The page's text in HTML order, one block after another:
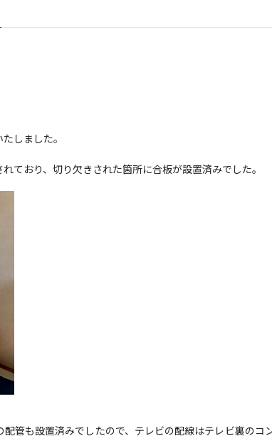
しました。
ており、切り欠きされた箇所に合板が設置済みでした。
管も設置済みでしたので、テレビの配線はテレビ裏の